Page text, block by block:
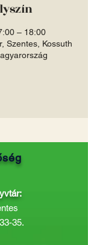
– 18:00
Szentes, Kossuth
35.